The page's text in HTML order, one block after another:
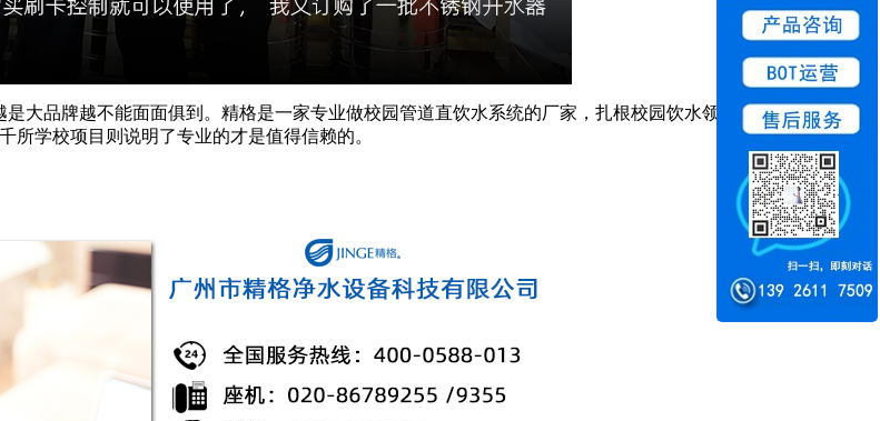
大品牌越不能面面俱到。精格是一家专业做校园管道直饮水系统的厂家，扎根校园饮水领域，从项目规划到
学校项目则说明了专业的才是值得信赖的。